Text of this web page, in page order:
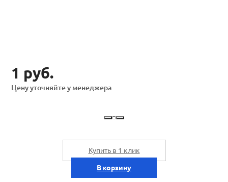
1 руб.
Цену уточняйте у менеджера
Купить в 1 клик
В корзину